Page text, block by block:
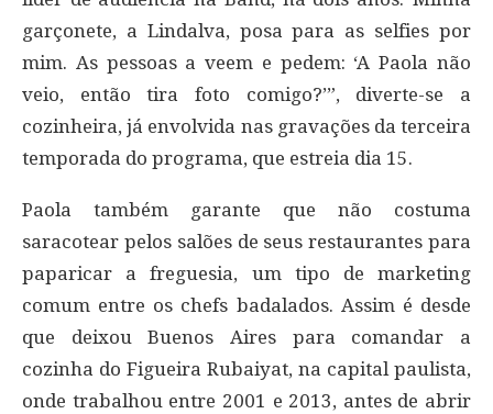
garçonete, a Lindalva, posa para as selfies por
mim. As pessoas a veem e pedem: ‘A Paola não
veio, então tira foto comigo?’”, diverte-se a
cozinheira, já envolvida nas gravações da terceira
temporada do programa, que estreia dia 15.
Paola também garante que não costuma
saracotear pelos salões de seus restaurantes para
paparicar a freguesia, um tipo de marketing
comum entre os chefs badalados. Assim é desde
que deixou Buenos Aires para comandar a
cozinha do Figueira Rubaiyat, na capital paulista,
onde trabalhou entre 2001 e 2013, antes de abrir